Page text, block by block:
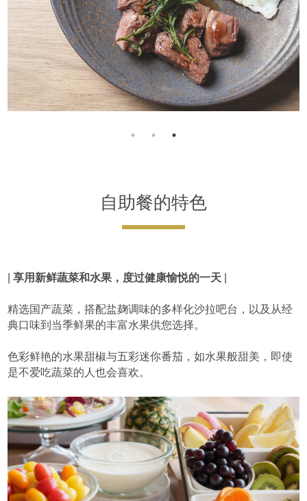
自助餐的特色
|享用新鲜蔬菜和水果，度过健康愉悦的一天
精选国产蔬菜，搭配盐麹调味的多样化沙拉吧台，以及从经
典口味到当季鲜果的丰富水果供您选择。
色彩鲜艳的水果甜椒与五彩迷你番茄，如水果般甜美，即使
是不爱吃蔬菜的人也会喜欢。